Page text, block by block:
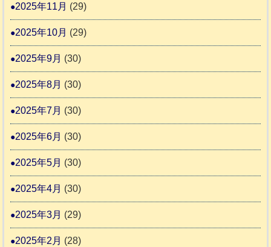
2025年11月 (29)
2025年10月 (29)
2025年9月 (30)
2025年8月 (30)
2025年7月 (30)
2025年6月 (30)
2025年5月 (30)
2025年4月 (30)
2025年3月 (29)
2025年2月 (28)